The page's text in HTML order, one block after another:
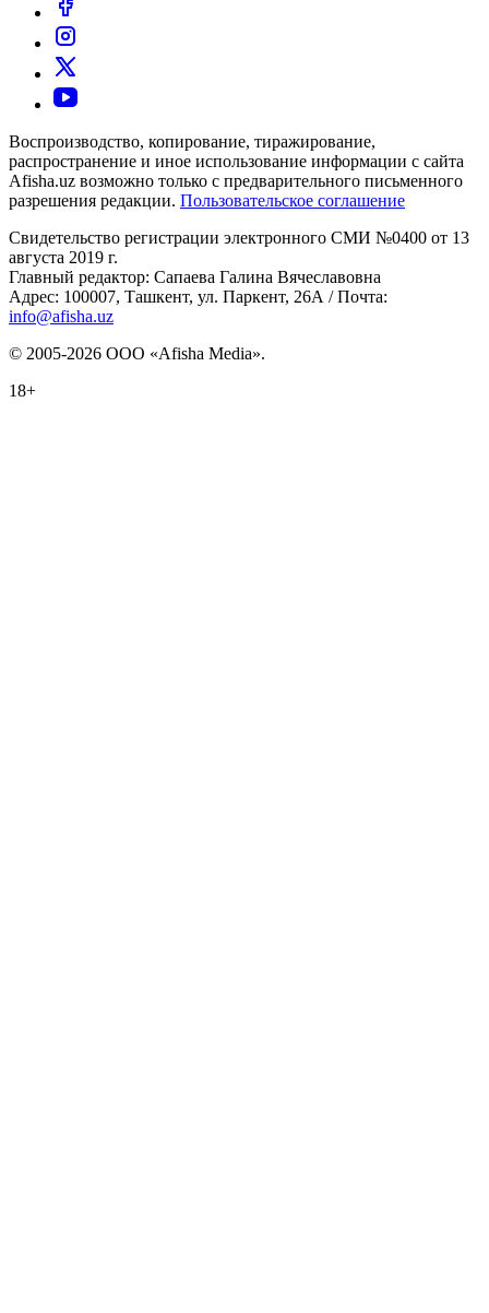
Воспроизводство, копирование, тиражирование,
распространение и иное использование информации с сайта
Afisha.uz возможно только с предварительного письменного
разрешения редакции. Пользовательское соглашение
Свидетельство регистрации электронного СМИ №0400 от 13
августа 2019 г.
Главный редактор: Сапаева Галина Вячеславовна
Адрес: 100007, Ташкент, ул. Паркент, 26А / Почта:
info@afisha.uz
© 2005-2026 ООО «Afisha Media».
18+